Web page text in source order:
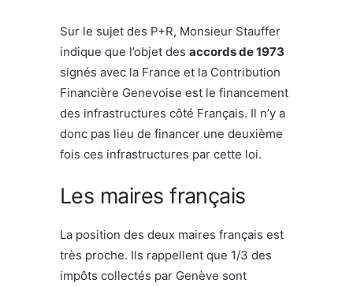
Sur le sujet des P+R, Monsieur Stauffer
indique que l’objet des accords de 1973
signés avec la France et la Contribution
Financière Genevoise est le financement
des infrastructures côté Français. Il n’y a
donc pas lieu de financer une deuxième
fois ces infrastructures par cette loi.
Les maires français
La position des deux maires français est
très proche. Ils rappellent que 1/3 des
impôts collectés par Genève sont